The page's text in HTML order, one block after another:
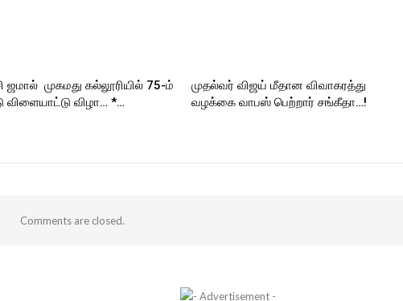
ஜமால் முகமது கல்லூரியில் 75-ம்
விழா… *…
முதல்வர் விஜய் மீதான விவாகரத்து
வழக்கை வாபஸ் பெற்றார் சங்கீதா…!
Comments are closed.